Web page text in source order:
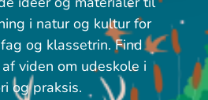
i natur og kultur for
og klassetrin. Find
viden om udeskole i
og praksis.